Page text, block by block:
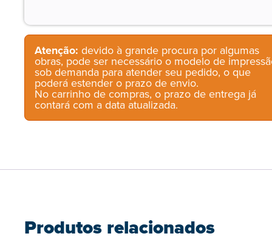
Atenção: devido à grande procura por algumas
obras, pode ser necessário o modelo de
sob demanda para atender seu pedido, o que
poderá estender o prazo de envio.
No carrinho de compras, o prazo de entrega já
contará com a data atualizada.
Produtos relacionados